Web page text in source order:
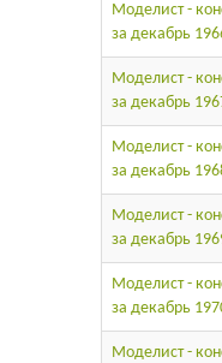
Моделист -
за декабрь
Моделист -
за декабрь
Моделист -
за декабрь
Моделист -
за декабрь
Моделист -
за декабрь
Моделист -